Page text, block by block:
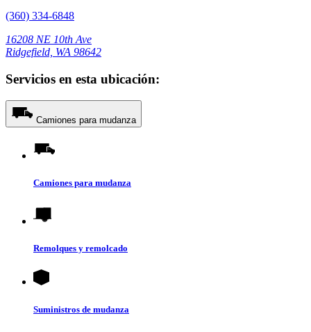
(360) 334-6848
16208 NE 10th Ave
Ridgefield, WA 98642
Servicios en esta ubicación:
Camiones para mudanza
Camiones para mudanza
Remolques y remolcado
Suministros de mudanza